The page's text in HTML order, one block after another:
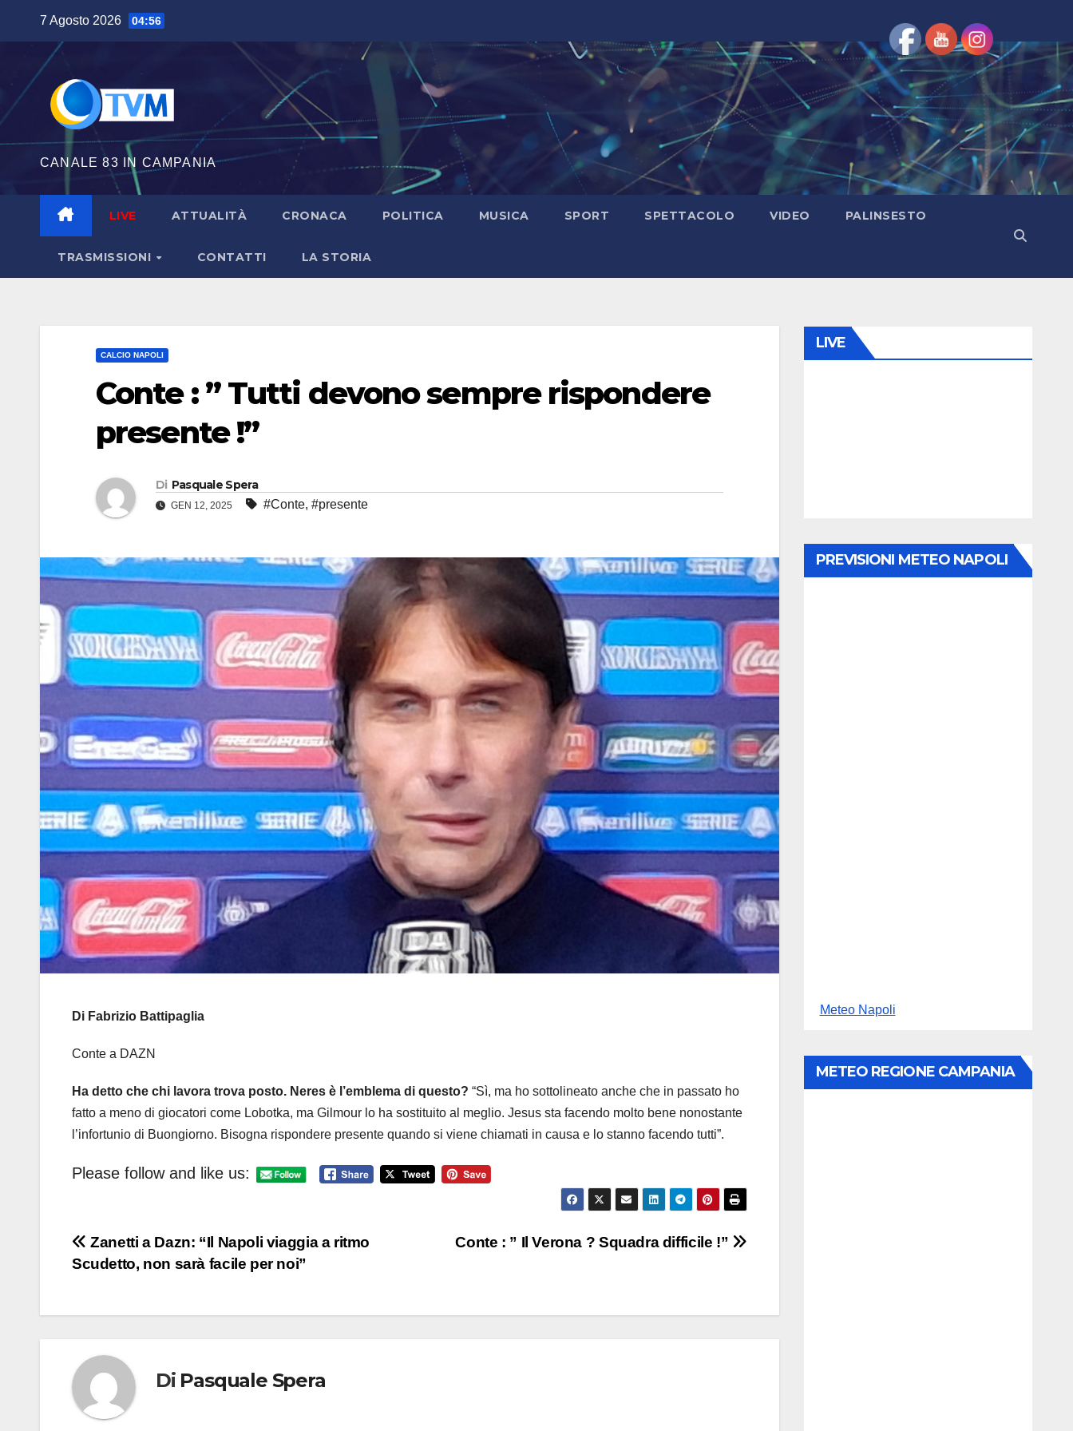
contenuto
7 Agosto 2026 04:56
CANALE 83 IN CAMPANIA
LIVE ATTUALITÀ CRONACA POLITICA MUSICA SPORT SPETTACOLO VIDEO PALINSESTO
TRASMISSIONI CONTATTI LA STORIA
CALCIO NAPOLI
Conte : ” Tutti devono sempre rispondere
presente !”
Di Pasquale Spera
GEN 12, 2025 #Conte, #presente
Di Fabrizio Battipaglia
Conte a DAZN
Ha detto che chi lavora trova posto. Neres è l’emblema di questo? “Sì, ma ho sottolineato anche che in passato ho
fatto a meno di giocatori come Lobotka, ma Gilmour lo ha sostituito al meglio. Jesus sta facendo molto bene nonostante
l’infortunio di Buongiorno. Bisogna rispondere presente quando si viene chiamati in causa e lo stanno facendo tutti”.
Please follow and like us:
Navigazione
articoli
Conte : ” Il Verona ? Squadra difficile !”
Zanetti a Dazn: “Il Napoli viaggia a ritmo
Scudetto, non sarà facile per noi”
Di Pasquale Spera
LIVE
PREVISIONI METEO NAPOLI
Meteo Napoli
METEO REGIONE CAMPANIA